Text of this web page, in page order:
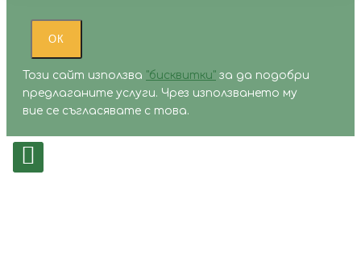
ОК
Този сайт използва "бисквитки" за да подобри
предлаганите услуги. Чрез използването му
вие се съгласявате с това.